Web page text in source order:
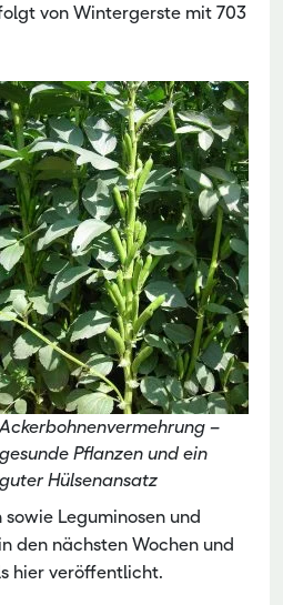
von Wintergerste mit 703
–
gesunde Pflanzen und ein
guter Hülsenansatz
Leguminosen und
den nächsten Wochen und
hier veröffentlicht.